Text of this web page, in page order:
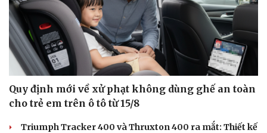
Quy định mới về xử phạt không dùng ghế an toàn
cho trẻ em trên ô tô từ 15/8
Triumph Tracker 400 và Thruxton 400 ra mắt: Thiết kế